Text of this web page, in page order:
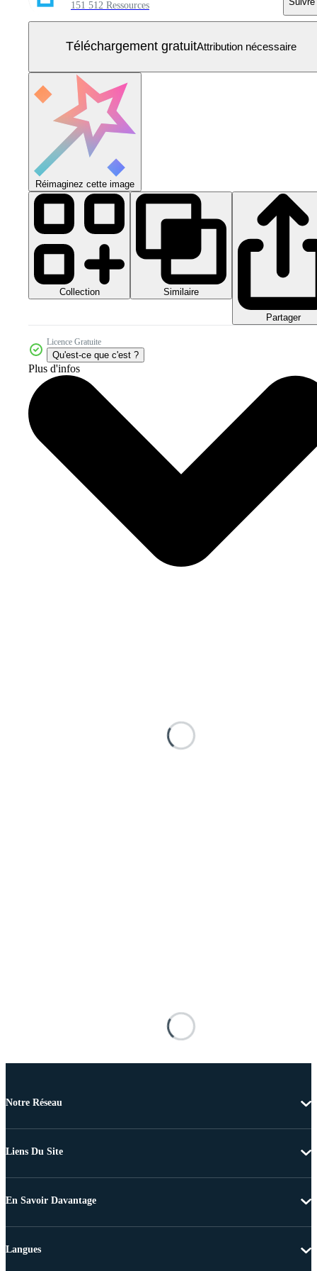
151 512 Ressources
Téléchargement gratuitAttribution nécessaire
Réimaginez cette image
Collection Similaire
Partager
Licence Gratuite
Qu'est-ce que c'est ?
Plus d'infos
Notre Réseau
Liens Du Site
En Savoir Davantage
Langues